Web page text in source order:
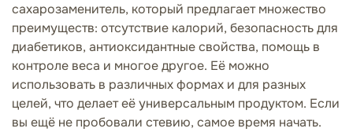
сахарозаменитель, который предлагает множество
преимуществ: отсутствие калорий, безопасность для
диабетиков, антиоксидантные свойства, помощь в
контроле веса и многое другое. Её можно
использовать в различных формах и для разных
целей, что делает её универсальным продуктом. Если
вы ещё не пробовали стевию, самое время начать.